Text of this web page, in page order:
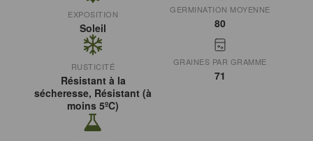
EXPOSITION
Soleil
GERMINATION MOYENNE
80
RUSTICITÉ
Résistant à la
sécheresse, Résistant (à
moins 5ºC)
GRAINES PAR GRAMME
71